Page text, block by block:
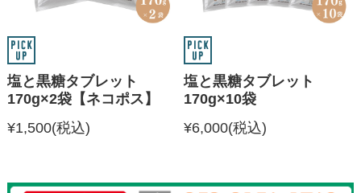
塩と黒糖タブレット
170g×2袋【ネコポス】
¥1,500(税込)
塩と黒糖タブレット
170g×10袋
¥6,000(税込)